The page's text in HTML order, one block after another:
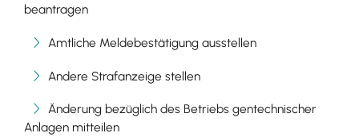
beantragen
Amtliche Meldebestätigung ausstellen
Andere Strafanzeige stellen
Änderung bezüglich des Betriebs gentechnischer
Anlagen mitteilen